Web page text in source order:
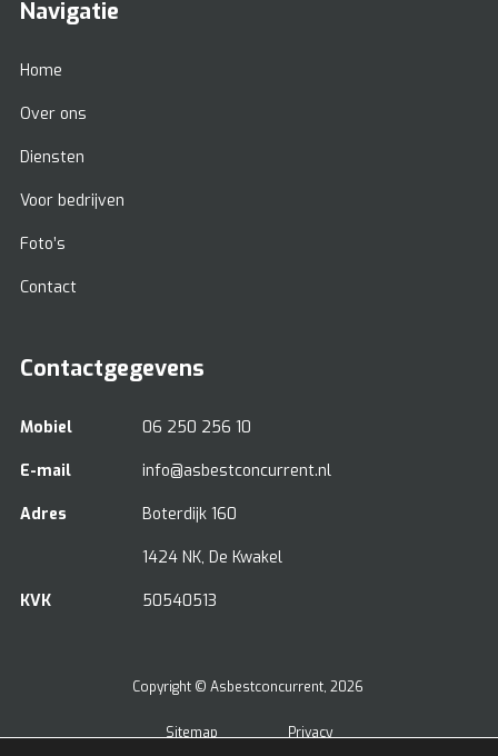
Navigatie
Home
Over ons
Diensten
Voor bedrijven
Foto’s
Contact
Contactgegevens
Mobiel 06 250 256 10
E-mail info@asbestconcurrent.nl
Adres Boterdijk 160
1424 NK, De Kwakel
KVK 50540513
Copyright © Asbestconcurrent, 2026
Sitemap Privacy